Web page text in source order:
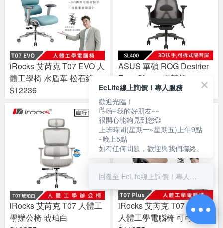
iRocks 艾芮克 T07 EVO 人
體工學椅 水盾革 松石綠
$12236
ASUS 華碩 ROG Destrier
Ergo SL400 電競椅
$24900
iRocks 艾芮克 T07 人體工
學辦公椅 琥珀白
iRocks 艾芮克 T07 PLUS
人體工學電腦椅 可可棕
EcLife線上詢價！專人服務
歡迎光臨！
🖐嗨~我的好朋友~~
很開心能夠見到您💞
上班時間(星期一~星期五)上午9點
~晚上5點
如有任何問題，歡迎與我們聯絡。
回覆至 EcLife線上詢價！專人服務